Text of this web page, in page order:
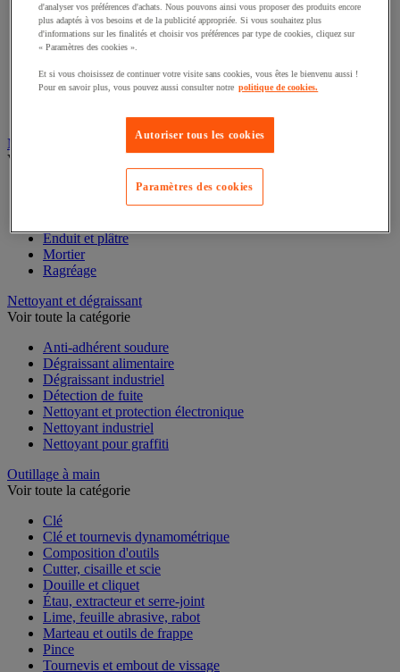
Gravure
Marquage industriel
Marquage permanent
Repérage
Ruban adhésif de marquage
Matériau pour gros-œuvre et finition du bâtiment
Voir toute la catégorie
Adjuvant et additif
Ciment, béton et enrobé
Enduit et plâtre
Mortier
Ragréage
Nettoyant et dégraissant
Voir toute la catégorie
Anti-adhérent soudure
Dégraissant alimentaire
Dégraissant industriel
Détection de fuite
Nettoyant et protection électronique
Nettoyant industriel
Nettoyant pour graffiti
Outillage à main
Voir toute la catégorie
Clé
Clé et tournevis dynamométrique
Composition d'outils
Cutter, cisaille et scie
Douille et cliquet
Étau, extracteur et serre-joint
Lime, feuille abrasive, rabot
Marteau et outils de frappe
Pince
Tournevis et embout de vissage
d'analyser vos préférences d'achats. Nous pouvons ainsi vous proposer des produits encore
plus adaptés à vos besoins et de la publicité appropriée. Si vous souhaitez plus
d'informations sur les finalités et choisir vos préférences par type de cookies, cliquez sur
« Paramètres des cookies ».
Et si vous choisissez de continuer votre visite sans cookies, vous êtes le bienvenu aussi !
Pour en savoir plus, vous pouvez aussi consulter notre politique de cookies.
Autoriser tous les cookies
Paramètres des cookies